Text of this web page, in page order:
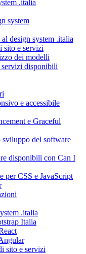
.italia
system
design system .italia
sito e servizi
dei modelli
disponibili
e accessibile
e Graceful
del software
disponibili con Can I
per CSS e JavaScript
.italia
Italia
sito e servizi